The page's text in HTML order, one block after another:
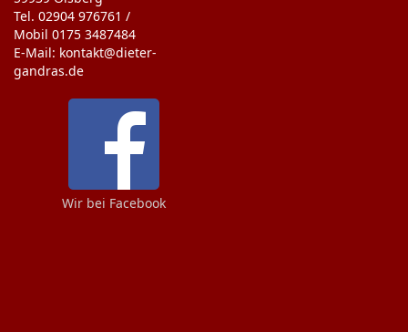
Tel. 02904 976761 /
Mobil 0175 3487484
E-Mail: kontakt@dieter-
gandras.de
Wir bei Facebook